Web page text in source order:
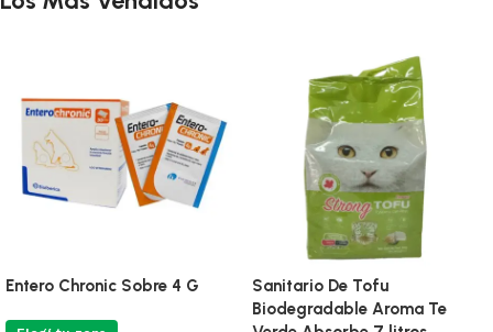
Entero Chronic Sobre 4 G
Sanitario De Tofu
Biodegradable Aroma Te